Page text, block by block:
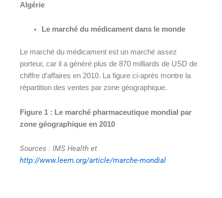
Algérie
Le marché du médicament dans le monde
Le marché du médicament est un marché assez
porteur, car il a généré plus de 870 milliards de USD de
chiffre d’affaires en 2010. La figure ci-après montre la
répartition des ventes par zone géographique.
Figure 1 : Le marché pharmaceutique mondial par
zone géographique en 2010
Sources : IMS Health et
http://www.leem.org/article/marche-mondial